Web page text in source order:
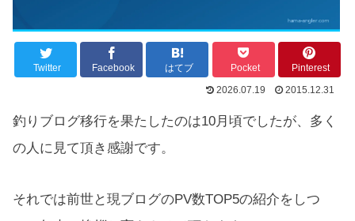
Twitter Facebook はてブ Pocket
Pinterest
2026.07.19
2015.12.31
釣りブログ移行を果たしたのは10月頃でしたが、多く
の人に見て頂き感謝です。
それでは前世と現ブログのPV数TOP5の紹介をしつ